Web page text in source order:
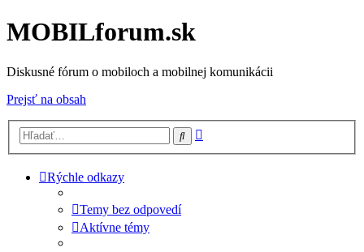
MOBILforum.sk
Diskusné fórum o mobiloch a mobilnej komunikácii
Prejsť na obsah
Hľadať
Rýchle odkazy
Temy bez odpovedí
Aktívne témy